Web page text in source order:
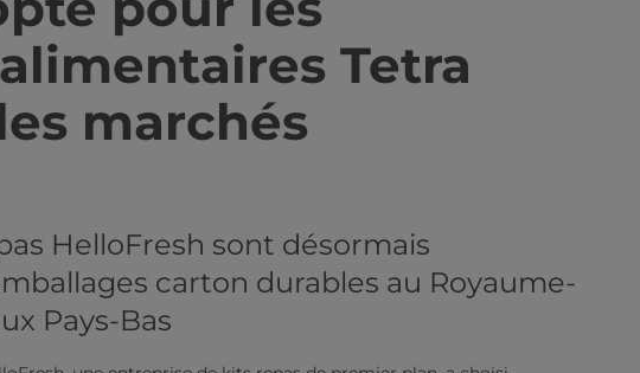
Tetra
marchés
HelloFresh sont désormais
carton durables au Royaume-
Pays-Bas